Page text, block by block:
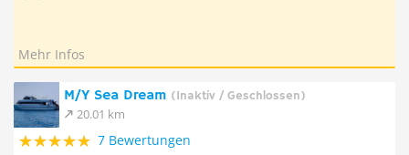
Mehr Infos
M/Y Sea Dream (Inaktiv / Geschlossen)
20.01 km
7 Bewertungen